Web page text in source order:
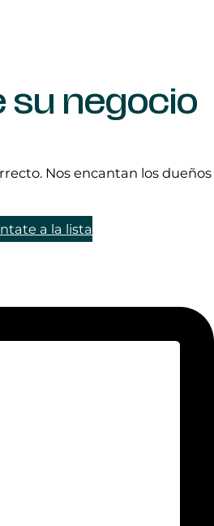
su negocio
Nos encantan los dueños
a la lista